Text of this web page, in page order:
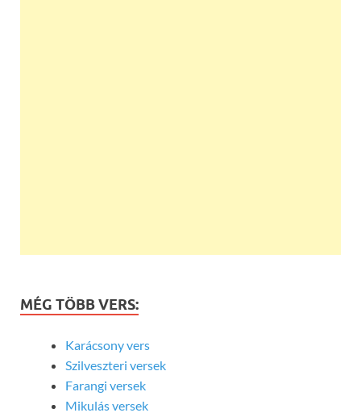
MÉG TÖBB VERS:
Karácsony vers
Szilveszteri versek
Farangi versek
Mikulás versek